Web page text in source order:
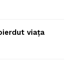
viața